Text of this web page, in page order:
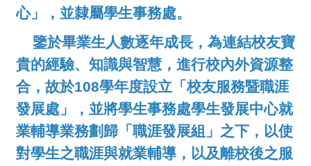
心」，並隸屬學生事務處。
鑒於畢業生人數逐年成長，為連結校友寶
貴的經驗、知識與智慧，進行校內外資源整
合，故於108學年度設立「校友服務暨職涯
發展處」，並將學生事務處學生發展中心就
業輔導業務劃歸「職涯發展組」之下，以使
對學生之職涯與就業輔導，以及離校後之服